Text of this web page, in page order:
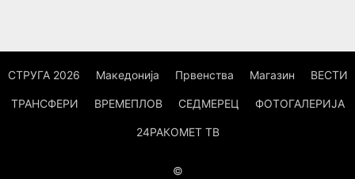
СТРУГА 2026 Македонија Првенства Магазин ВЕСТИ
ТРАНСФЕРИ ВРЕМЕПЛОВ СЕДМЕРЕЦ ФОТОГАЛЕРИЈА
24РАКОМЕТ ТВ
©